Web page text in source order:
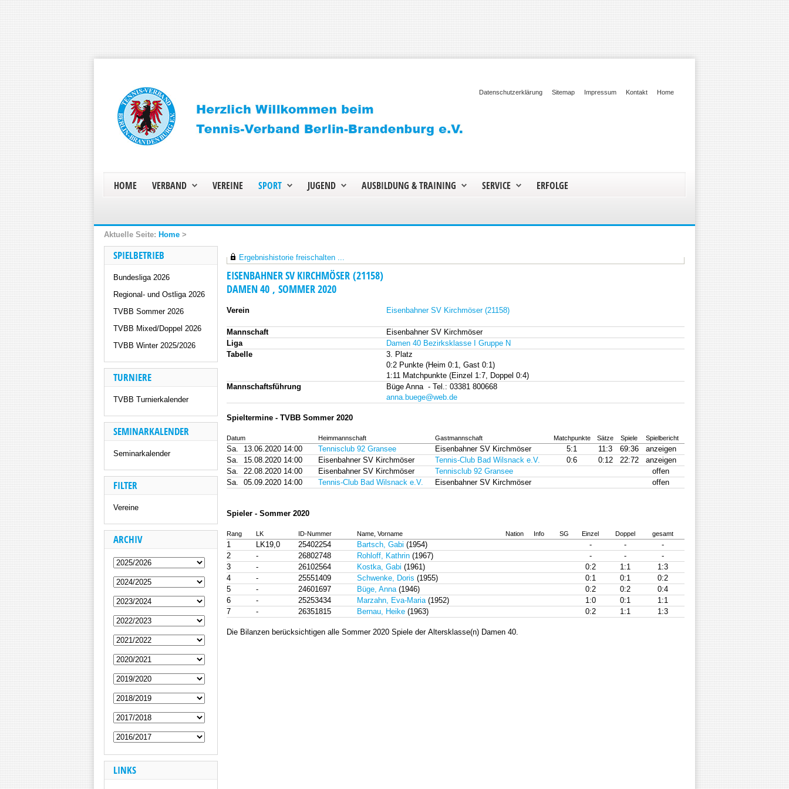
Home
Kontakt
Impressum
Sitemap
Datenschutzerklärung
HOME VERBAND VEREINE SPORT JUGEND AUSBILDUNG & TRAINING SERVICE ERFOLGE
Home >
SPIELBETRIEB
Bundesliga 2026
Regional- und Ostliga 2026
TVBB Sommer 2026
TVBB Mixed/Doppel 2026
TVBB Winter 2025/2026
TURNIERE
TVBB Turnierkalender
SEMINARKALENDER
Seminarkalender
FILTER
Vereine
ARCHIV
LINKS
Ergebnishistorie freischalten ...
EISENBAHNER SV KIRCHMÖSER (21158)
DAMEN 40 , SOMMER 2020
Verein Eisenbahner SV Kirchmöser (21158)
Mannschaft
Eisenbahner SV Kirchmöser
Liga
Damen 40 Bezirksklasse I Gruppe N
Tabelle
3. Platz
0:2 Punkte (Heim 0:1, Gast 0:1)
1:11 Matchpunkte (Einzel 1:7, Doppel 0:4)
Mannschaftsführung
Büge Anna - Tel.: 03381 800668
anna.buege@web.de
Spieltermine - TVBB Sommer 2020
Datum Heimmannschaft Gastmannschaft Matchpunkte Sätze Spiele Spielbericht
Sa. 13.06.2020 14:00 Tennisclub 92 Gransee Eisenbahner SV Kirchmöser 5:1 11:3 69:36
anzeigen
Sa.
15.08.2020 14:00 Eisenbahner SV Kirchmöser Tennis-Club Bad Wilsnack e.V. 0:6 0:12 22:72
anzeigen
Sa.
22.08.2020 14:00 Eisenbahner SV Kirchmöser Tennisclub 92 Gransee
offen
Sa.
05.09.2020 14:00 Tennis-Club Bad Wilsnack e.V. Eisenbahner SV Kirchmöser offen
Spieler - Sommer 2020
Rang LK ID-Nummer Name, Vorname Nation Info SG Einzel Doppel gesamt
1 LK19,0 25402254 Bartsch, Gabi (1954) - -
-
2
- 26802748 Rohloff, Kathrin (1967) - -
-
3
- 26102564 Kostka, Gabi (1961) 0:2 1:1
1:3
4
- 25551409 Schwenke, Doris (1955) 0:1 0:1
0:2
5
- 24601697 Büge, Anna(1946) 0:2 0:2
0:4
6
- 25253434 Marzahn, Eva-Maria(1952) 1:0 0:1
1:1
7
- 26351815 Bernau, Heike (1963) 0:2 1:1 1:3
Die Bilanzen berücksichtigen alle Sommer 2020 Spiele der Altersklasse(n) Damen 40.